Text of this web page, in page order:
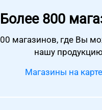
Более 800
магазинов, где Вы
нашу
Магазины на карте